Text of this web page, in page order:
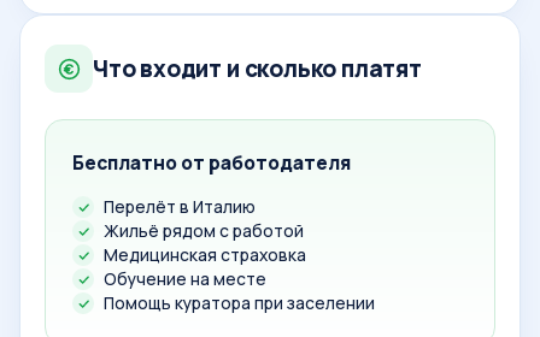
Что входит и сколько платят
Бесплатно от работодателя
Перелёт в Италию
Жильё рядом с работой
Медицинская страховка
Обучение на месте
Помощь куратора при заселении